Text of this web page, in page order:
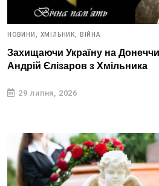
НОВИНИ, ХМІЛЬНИК, ВІЙНА
Захищаючи Україну на
Андрій Єлізаров з Хмільника
29 липня, 2026